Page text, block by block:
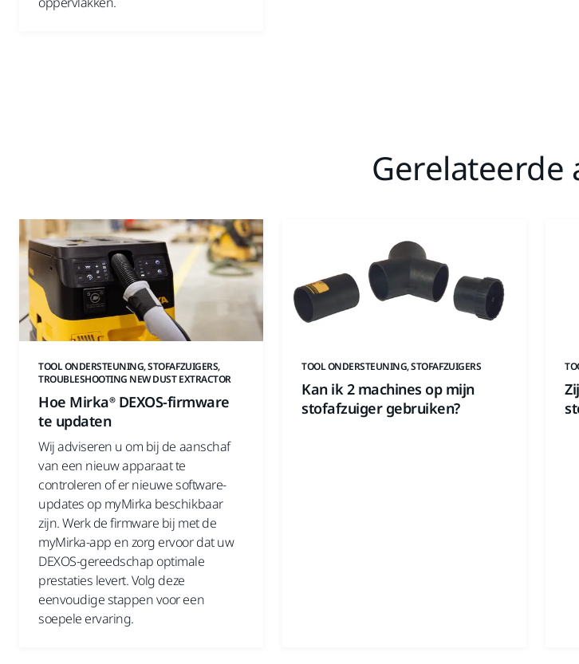
Gerelateerde
TOOL ONDERSTEUNING, STOFAFZUIGERS,
TROUBLESHOOTING NEW DUST EXTRACTOR
Hoe Mirka® DEXOS-firmware
te updaten
Wij adviseren u om bij de aanschaf
van een nieuw apparaat te
controleren of er nieuwe software-
updates op myMirka beschikbaar
zijn. Werk de firmware bij met de
myMirka-app en zorg ervoor dat uw
DEXOS-gereedschap optimale
prestaties levert. Volg deze
eenvoudige stappen voor een
soepele ervaring.
TOOL ONDERSTEUNING, STOFAFZUIGERS
Kan ik 2 machines op mijn
stofafzuiger gebruiken?